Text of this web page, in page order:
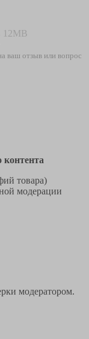
12MB
ваш отзыв или вопрос
контента
товара)
модерации
модератором.